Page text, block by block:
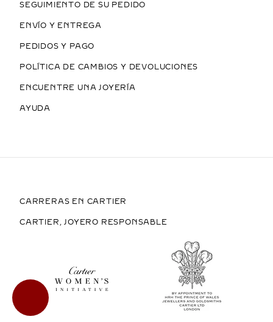
SEGUIMIENTO DE SU PEDIDO
ENVÍO Y ENTREGA
PEDIDOS Y PAGO
POLÍTICA DE CAMBIOS Y DEVOLUCIONES
ENCUENTRE UNA JOYERÍA
AYUDA
CARRERAS EN CARTIER
CARTIER, JOYERO RESPONSABLE